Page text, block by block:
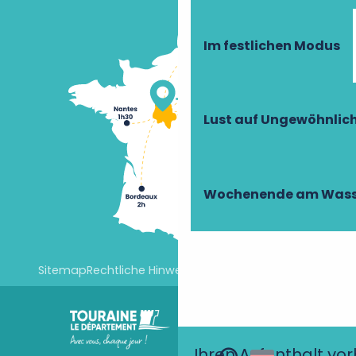
Im festlichen Modus
Lust auf
Wochenende am
SitemapRechtliche Hinweise